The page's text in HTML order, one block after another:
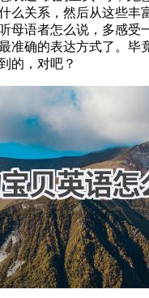
么关系，然后从这些丰
母语者怎么说，多感受
准确的表达方式了。毕
的，对吧？